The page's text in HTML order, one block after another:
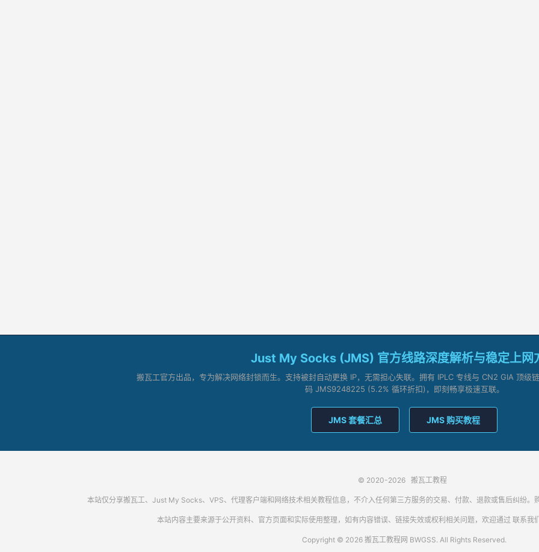
Just My Socks (JMS) 官方线路深度解析与稳定上网
搬瓦工官方出品，专为解决网络封锁而生。支持被封自动更换 IP，无需担心失联。拥有 IPLC 专线与 CN2 GIA 顶级
码 JMS9248225 (5.2% 循环折扣)，即刻畅享极速互联。
JMS 套餐汇总 JMS 购买教程
© 2020-2026 搬瓦工教程
本站仅分享搬瓦工、Just My Socks、VPS、代理客户端和网络技术相关教程信息，不介入任何第三方服务的交易、付款、退款或售后纠纷。
本站内容主要来源于公开资料、官方页面和实际使用整理，如有内容错误、链接失效或权利相关问题，欢迎通过 联系我
Copyright © 2026 搬瓦工教程网 BWGSS. All Rights Reserved.